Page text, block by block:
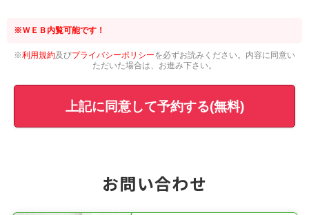
※ＷＥＢ内覧可能です！
※利用規約及びプライバシーポリシーを必ずお読みください。内容に同意い
ただいた場合は、お進み下さい。
上記に同意して予約する(無料)
お問い合わせ